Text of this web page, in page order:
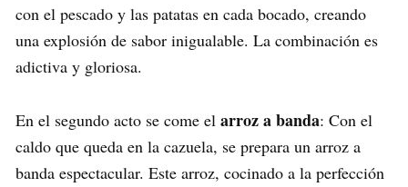
con el pescado y las patatas en cada bocado, creando
una explosión de sabor inigualable. La combinación es
adictiva y gloriosa.
En el segundo acto se come el arroz a banda: Con el
caldo que queda en la cazuela, se prepara un arroz a
banda espectacular. Este arroz, cocinado a la perfección